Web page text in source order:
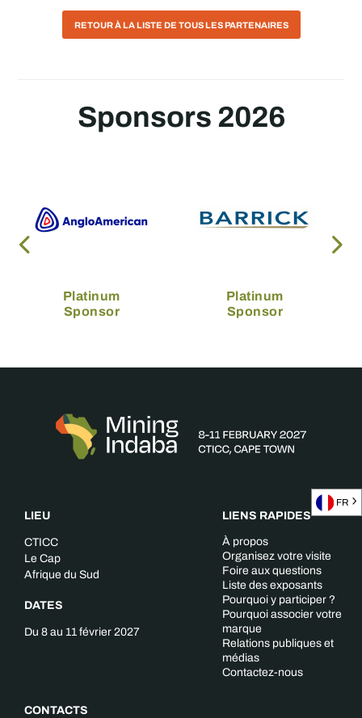
RETOUR À LA LISTE DE TOUS LES PARTENAIRES
Sponsors 2026
Platinum
Sponsor
Platinum
Sponsor
LIEU
CTICC
Le Cap
Afrique du Sud
DATES
Du 8 au 11 février 2027
CONTACTS
LIENS RAPIDES
À propos
Organisez votre visite
Foire aux questions
Liste des exposants
Pourquoi y participer ?
Pourquoi associer votre
marque
Relations publiques et
médias
Contactez-nous
FR